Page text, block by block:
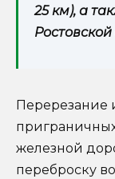
25 км), а
Перерезание
железной
переброску